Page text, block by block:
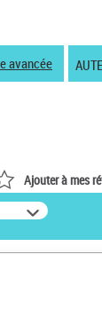
avancée
Ajouter à mes